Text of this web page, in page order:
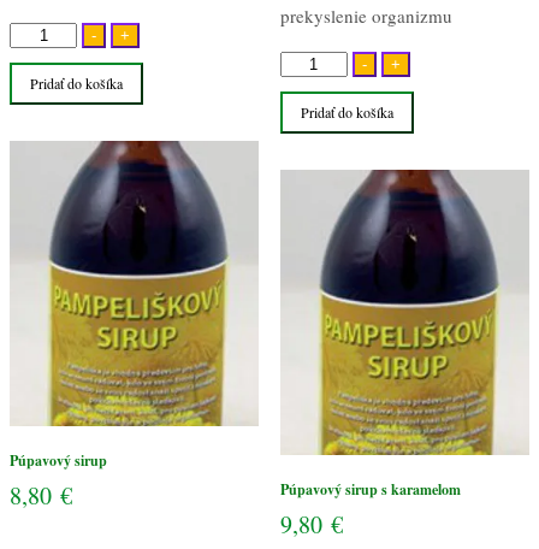
-
množstvo
Púpavový
sirup
+
Pridať do košíka
Púpavový sirup
8,80 €
prekyslenie organizmu
-
množstvo
Púpavový
sirup
karamelom
+
Pridať do košíka
Púpavový sirup s karamelom
9,80 €